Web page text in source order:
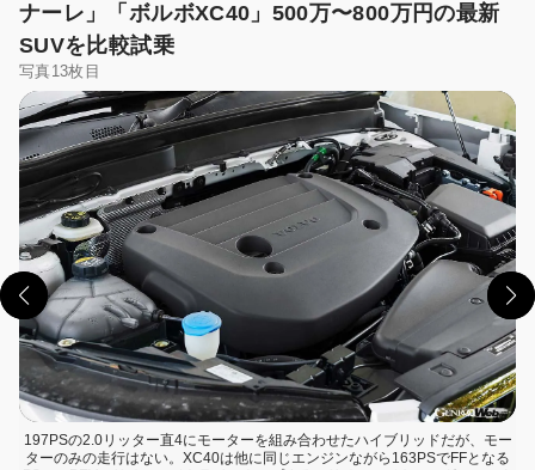
ナーレ」「ボルボXC40」500万〜800万円の最新
SUVを比較試乗
写真13枚目
197PSの2.0リッター直4にモーターを組み合わせたハイブリッドだが、モー
ターのみの走行はない。XC40は他に同じエンジンながら163PSでFFとなる
この画像の記事を読む